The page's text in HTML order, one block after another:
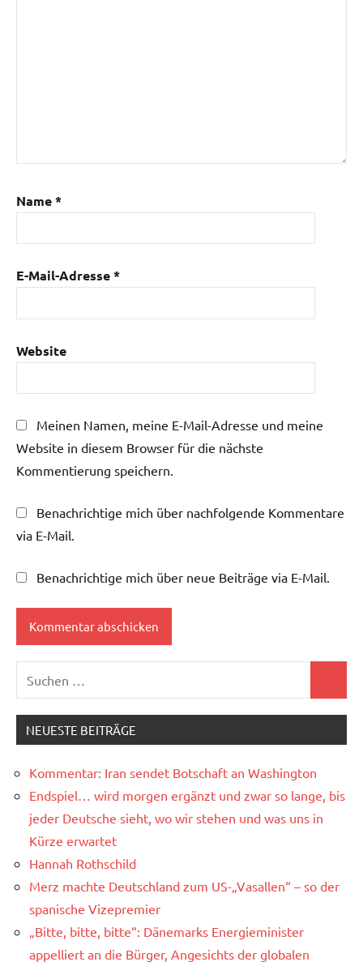
Name*
E-Mail-Adresse*
Website
Meinen Namen, meine E-Mail-Adresse und meine
Website in diesem Browser für die nächste
Kommentierung speichern.
Benachrichtige mich über nachfolgende Kommentare
via E-Mail.
Benachrichtige mich über neue Beiträge via E-Mail.
nach:
NEUESTE BEITRÄGE
Kommentar: Iran sendet Botschaft an Washington
Endspiel… wird morgen ergänzt und zwar so lange, bis
jeder Deutsche sieht, wo wir stehen und was uns in
Kürze erwartet
Hannah Rothschild
Merz machte Deutschland zum US-„Vasallen“ – so der
spanische Vizepremier
„Bitte, bitte, bitte“: Dänemarks Energieminister
appelliert an die Bürger, Angesichts der globalen